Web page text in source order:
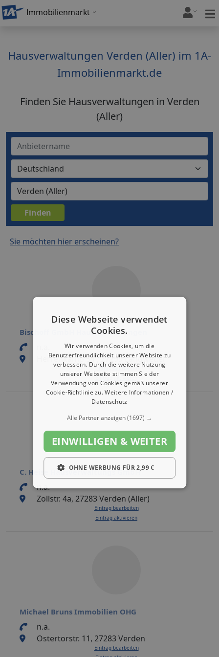
Immobilienmarkt
Hausverwaltungen Verden (Aller) im 1A-
Immobilienmarkt.de
Finden Sie Hausverwaltungen in Verden
(Aller)
Sie möchten hier erscheinen?
Bischoff GmbH Hausverwaltungen
Herrenkamp 54 , 27299 Langwedel
Eintrag bearbeiten
Eintrag aktivieren
C. Heise Hausverwaltungs GmbH
n.a.
Zollstr. 4a, 27283 Verden (Aller)
Eintrag bearbeiten
Eintrag aktivieren
Michael Bruns Immobilien OHG
n.a.
Ostertorstr. 11, 27283 Verden
Eintrag bearbeiten
Diese Webseite verwendet
Cookies.
Wir verwenden Cookies, um die
Benutzerfreundlichkeit unserer Website zu
verbessern. Durch die weitere Nutzung
unserer Webseite stimmen Sie der
Verwendung von Cookies gemäß unserer
Cookie-Richtlinie zu.Weitere Informationen /
Datenschutz
Alle Partner anzeigen(1697) →
EINWILLIGEN & WEITER
OHNE WERBUNG FÜR 2,99 €